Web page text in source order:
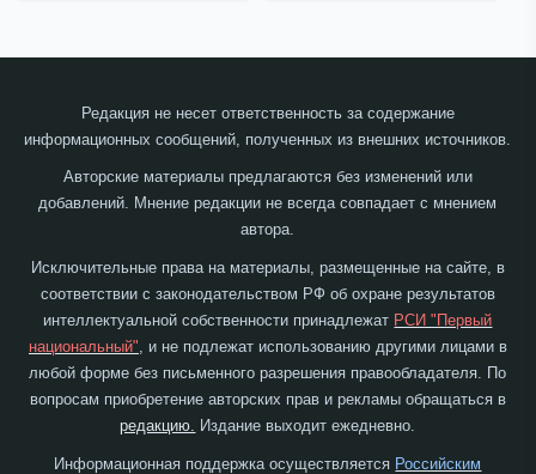
Редакция не несет ответственность за содержание
информационных сообщений, полученных из внешних источников.
Авторские материалы предлагаются без изменений или
добавлений. Мнение редакции не всегда совпадает с мнением
автора.
Исключительные права на материалы, размещенные на сайте, в
соответствии с законодательством РФ об охране результатов
интеллектуальной собственности принадлежат РСИ "Первый
национальный", и не подлежат использованию другими лицами в
любой форме без письменного разрешения правообладателя. По
вопросам приобретение авторских прав и рекламы обращаться в
редакцию. Издание выходит ежедневно.
Информационная поддержка осуществляется Российским